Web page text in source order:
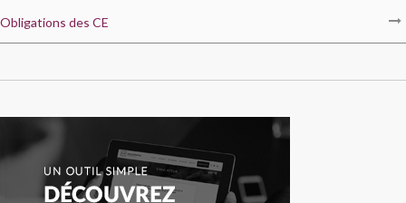
Obligations des CE